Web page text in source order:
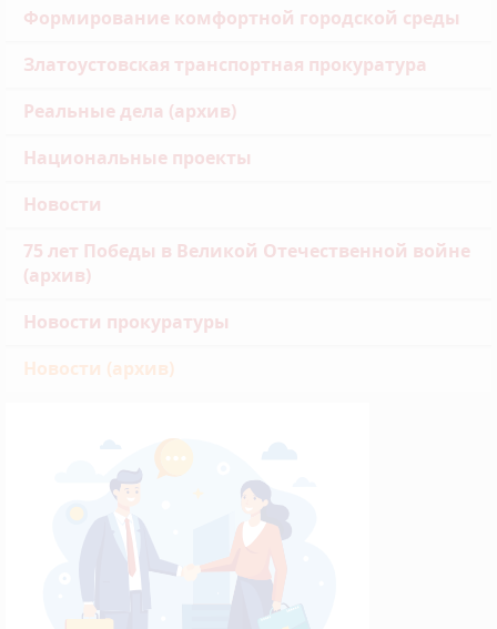
Формирование комфортной городской среды
Златоустовская транспортная прокуратура
Реальные дела (архив)
Национальные проекты
Новости
75 лет Победы в Великой Отечественной войне
(архив)
Новости прокуратуры
Новости (архив)